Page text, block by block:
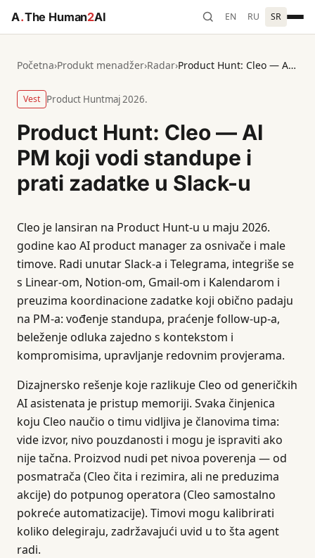
A.The Human2AI EN RU SR
Početna›Produkt menadžer›Radar› Product Hunt: Cleo — AI PM koji vodi standupe i prati zadatke u Slack-u
Vest Product Huntmaj 2026.
Product Hunt: Cleo — AI
PM koji vodi standupe i
prati zadatke u Slack-u
Cleo je lansiran na Product Hunt-u u maju 2026.
godine kao AI product manager za osnivače i male
timove. Radi unutar Slack-a i Telegrama, integriše se
s Linear-om, Notion-om, Gmail-om i Kalendarom i
preuzima koordinacione zadatke koji obično padaju
na PM-a: vođenje standupa, praćenje follow-up-a,
beleženje odluka zajedno s kontekstom i
kompromisima, upravljanje redovnim provjerama.
Dizajnersko rešenje koje razlikuje Cleo od generičkih
AI asistenata je pristup memoriji. Svaka činjenica
koju Cleo naučio o timu vidljiva je članovima tima:
vide izvor, nivo pouzdanosti i mogu je ispraviti ako
nije tačna. Proizvod nudi pet nivoa poverenja — od
posmatrača (Cleo čita i rezimira, ali ne preduzima
akcije) do potpunog operatora (Cleo samostalno
pokreće automatizacije). Timovi mogu kalibrirati
koliko delegiraju, zadržavajući uvid u to šta agent
radi.